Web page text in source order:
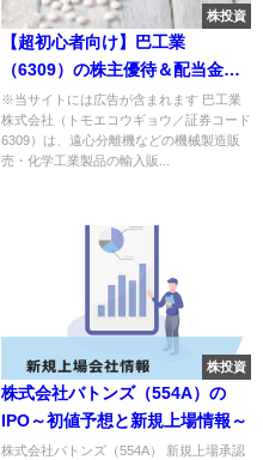
株投資
【超初心者向け】巴工業
（6309）の株主優待＆配当金情
報｜株の買い方ガイド
※当サイトには広告が含まれます 巴工業
株式会社（トモエコウギョウ／証券コード
6309）は、遠心分離機などの機械製造販
売・化学工業製品の輸入販...
株投資
株式会社バトンズ（554A）の
IPO～初値予想と新規上場情報～
株式会社バトンズ（554A） 新規上場承認